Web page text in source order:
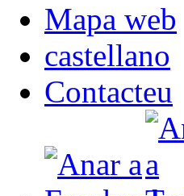
Mapa web
castellano
Contacteu